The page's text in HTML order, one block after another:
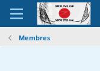
Membres